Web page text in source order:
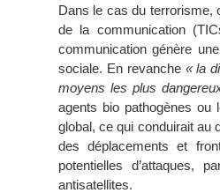
Dans le cas du terrorisme,
de la communication
communication génère
sociale. En revanche « la
moyens les plus
agents bio pathogènes ou
global, ce qui conduirait au
des déplacements et
potentielles d’attaques,
antisatellites.